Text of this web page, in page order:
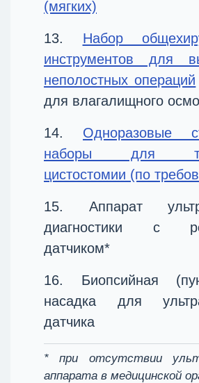
(мягких)
13. Набор
инструментов для
неполостных операций
для влагалищного
14. Одноразовые
наборы для
цистостомии (по
15. Аппарат
диагностики с
датчиком*
16. Биопсийная
насадка для
датчика
* при отсутствии
аппарата в медицинской